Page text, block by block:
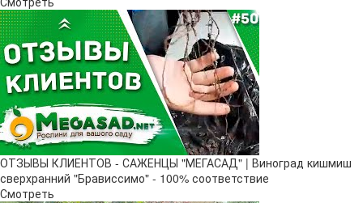
ОТЗЫВЫ КЛИЕНТОВ - САЖЕНЦЫ "МЕГАСАД" | Виноград кишмиш
сверхранний "Брависсимо" - 100% соответствие
Смотреть